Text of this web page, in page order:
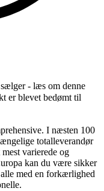
- læs om denne
er blevet bedømt til
I næsten 100
totalleverandør
varierede og
kan du være sikker
med en forkærlighed